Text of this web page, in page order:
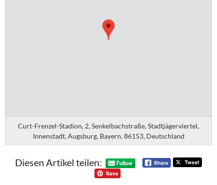
Curt-Frenzel-Stadion, 2, Senkelbachstraße, Stadtjägerviertel,
Innenstadt, Augsburg, Bayern, 86153, Deutschland
Diesen Artikel teilen: